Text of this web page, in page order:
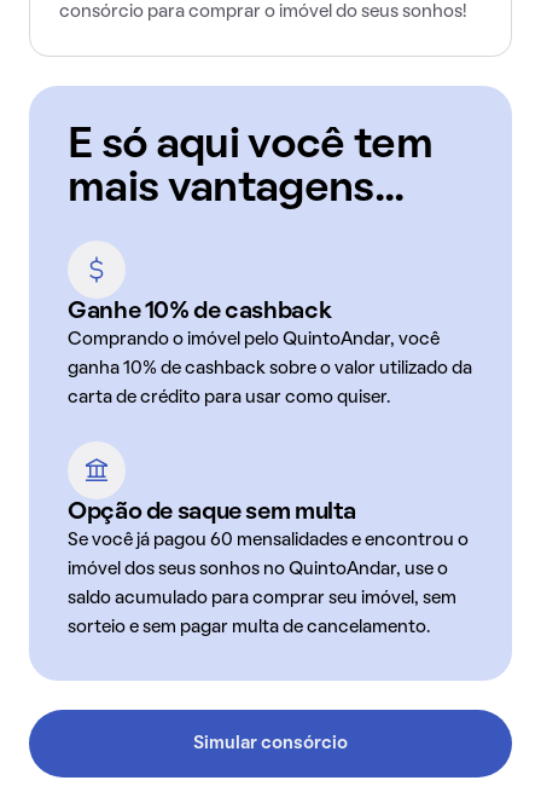
consórcio para comprar o imóvel do seus sonhos!
E só aqui você tem
mais vantagens...
Ganhe 10% de cashback
Comprando o imóvel pelo QuintoAndar, você
ganha 10% de cashback sobre o valor utilizado da
carta de crédito para usar como quiser.
Opção de saque sem multa
Se você já pagou 60 mensalidades e encontrou o
imóvel dos seus sonhos no QuintoAndar, use o
saldo acumulado para comprar seu imóvel, sem
sorteio e sem pagar multa de cancelamento.
Simular consórcio